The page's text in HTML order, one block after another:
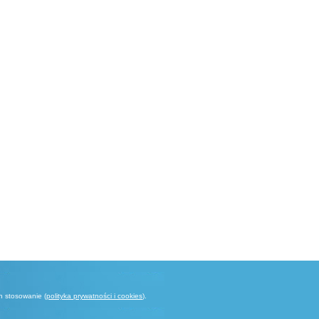
stosowanie (polityka prywatności i cookies).